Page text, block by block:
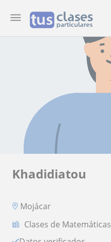
Khadidiatou
Mojácar
Clases de Matemáticas